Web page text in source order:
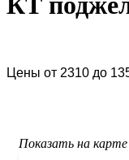
Цены от 2310 до
Показать на карте